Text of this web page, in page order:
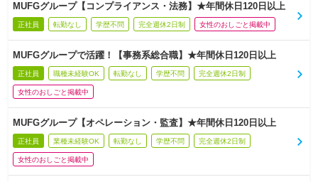
MUFGグループ【コンプライアンス・法務】★年間休日120日以上
正社員 転勤なし 学歴不問 完全週休2日制 女性のおしごと掲載中
MUFGグループで活躍！【事務系総合職】★年間休日120日以上
正社員 職種未経験OK 転勤なし 学歴不問 完全週休2日制
女性のおしごと掲載中
MUFGグループ【オペレーション・監査】★年間休日120日以上
正社員 業種未経験OK 転勤なし 学歴不問 完全週休2日制
女性のおしごと掲載中